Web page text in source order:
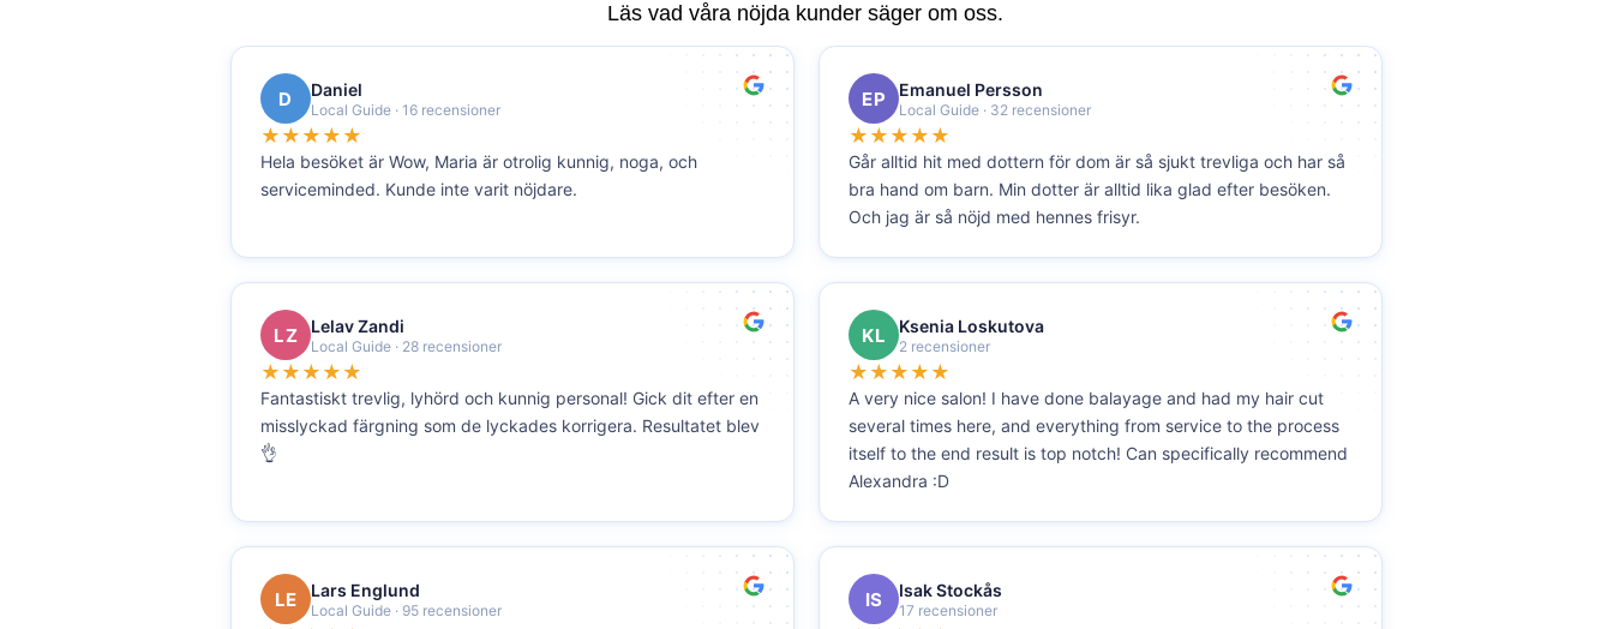
Läs vad våra nöjda kunder säger om oss.